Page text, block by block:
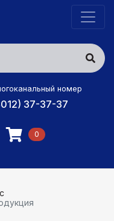
номер
37-37-37
0